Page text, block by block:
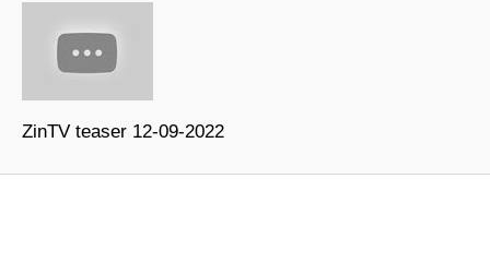
ZinTV teaser 12-09-2022